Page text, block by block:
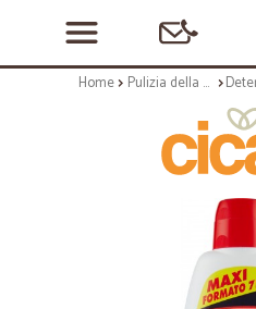
Home Pulizia della casa